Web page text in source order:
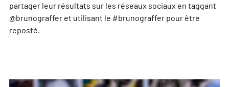
partager leur résultats sur les réseaux sociaux en taggant
@brunograffer et utilisant le #brunograffer pour être
reposté.